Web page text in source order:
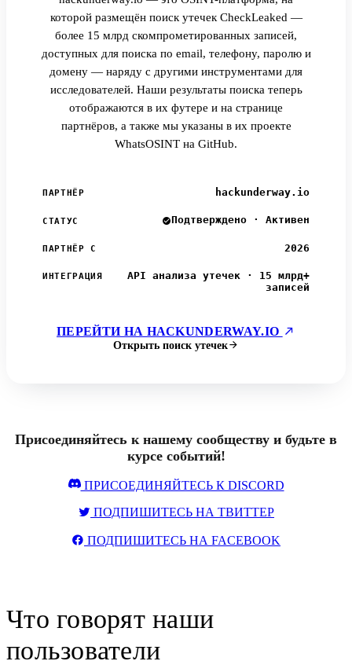
которой размещён поиск утечек CheckLeaked —
более 15 млрд скомпрометированных записей,
доступных для поиска по email, телефону, паролю и
домену — наряду с другими инструментами для
исследователей. Наши результаты поиска теперь
отображаются в их футере и на странице
партнёров, а также мы указаны в их проекте
WhatsOSINT на GitHub.
ПАРТНЁР hackunderway.io
СТАТУС Подтверждено · Активен
ПАРТНЁР С 2026
ИНТЕГРАЦИЯ
API анализа утечек · 15 млрд+
записей
ПЕРЕЙТИ НА HACKUNDERWAY.IO
Открыть поиск утечек
Присоединяйтесь к нашему сообществу и будьте в
курсе событий!
ПРИСОЕДИНЯЙТЕСЬ К DISCORD
ПОДПИШИТЕСЬ НА ТВИТТЕР
ПОДПИШИТЕСЬ НА FACEBOOK
Что говорят наши
пользователи